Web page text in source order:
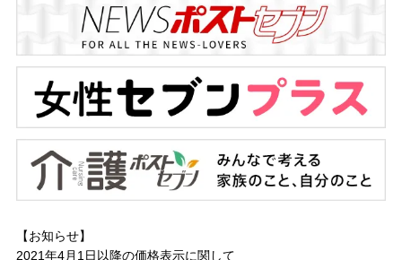
【お知らせ】
2021年4月1日以降の価格表示に関して